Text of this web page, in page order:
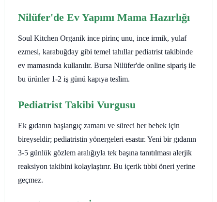
Nilüfer'de Ev Yapımı Mama Hazırlığı
Soul Kitchen Organik ince pirinç unu, ince irmik, yulaf
ezmesi, karabuğday gibi temel tahıllar pediatrist takibinde
ev mamasında kullanılır. Bursa Nilüfer'de online sipariş ile
bu ürünler 1-2 iş günü kapıya teslim.
Pediatrist Takibi Vurgusu
Ek gıdanın başlangıç zamanı ve süreci her bebek için
bireyseldir; pediatristin yönergeleri esastır. Yeni bir gıdanın
3-5 günlük gözlem aralığıyla tek başına tanıtılması alerjik
reaksiyon takibini kolaylaştırır. Bu içerik tıbbi öneri yerine
geçmez.